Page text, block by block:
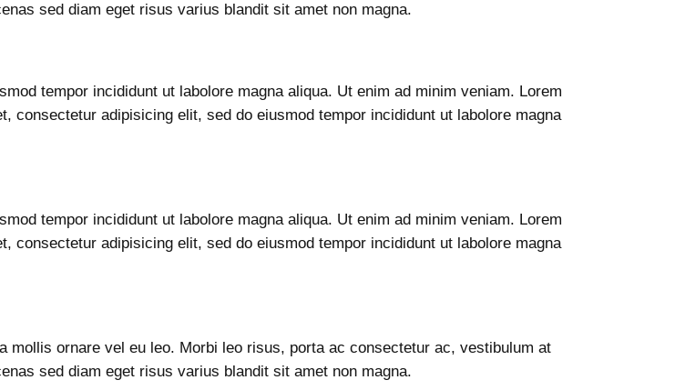
sed diam eget risus varius blandit sit amet non magna.
tempor incididunt ut labolore magna aliqua. Ut enim ad minim veniam. Lorem
consectetur adipisicing elit, sed do eiusmod tempor incididunt ut labolore magna
tempor incididunt ut labolore magna aliqua. Ut enim ad minim veniam. Lorem
consectetur adipisicing elit, sed do eiusmod tempor incididunt ut labolore magna
ornare vel eu leo. Morbi leo risus, porta ac consectetur ac, vestibulum at
sed diam eget risus varius blandit sit amet non magna.